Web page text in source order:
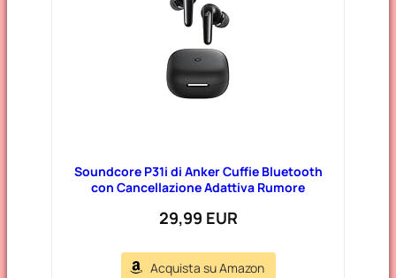
Soundcore P31i di Anker Cuffie Bluetooth
con Cancellazione Adattiva Rumore
29,99 EUR
Acquista su Amazon